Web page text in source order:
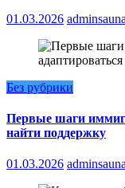
01.03.2026 adminsauna
Без рубрики
Первые шаги
найти поддержку
01.03.2026